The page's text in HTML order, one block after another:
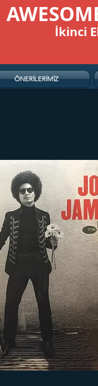
İkinci
ÖNERİLERİMİZ